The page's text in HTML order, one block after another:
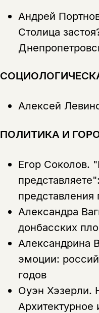
Андрей
Столица
Алексей
ПОЛИТИКА И
Егор Соколов.
представления
Александра
донбасских
Александрина
эмоции:
годов
Оуэн Хэзерли.
Архитектурное
нет,